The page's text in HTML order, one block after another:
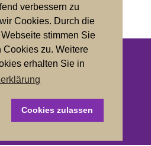
verbessern zu
Cookies. Durch die
stimmen Sie
Cookies zu. Weitere
erhalten Sie in
Cookies zulassen
Impressum